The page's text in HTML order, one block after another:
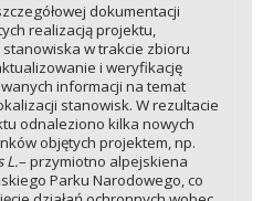
dokumentacji
realizacją projektu,
w trakcie zbioru
i weryfikację
informacji na temat
stanowisk. W rezultacie
odnaleziono kilka nowych
objętych projektem, np.
L.– przymiotno alpejskiena
Parku Narodowego, co